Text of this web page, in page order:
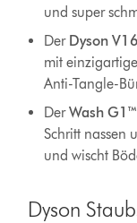
und super
Der Dyson
mit
Anti-Tangle-
DerWash G1 ™
Schritt nassen
und wischt
Dyson